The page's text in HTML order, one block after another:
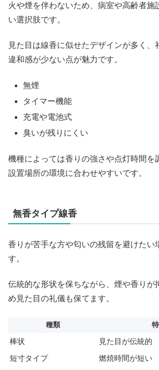
火や煙を伴わないため、病室や高齢者施
い選択肢です。
見た目は線香に似せたデザインが多く、
違和感が少ない点が魅力です。
無煙
タイマー機能
充電や電池式
臭いが残りにくい
機種によっては香りの強さや点灯時間を
設置場所の環境に合わせやすいです。
無香タイプ線香
香りが苦手な方や匂いの残留を避けたい
す。
伝統的な形状を保ちながら、煙や香りが
め見た目の礼儀も保てます。
種類
棒状
見た目が伝統的
短寸タイプ
燃焼時間が短い